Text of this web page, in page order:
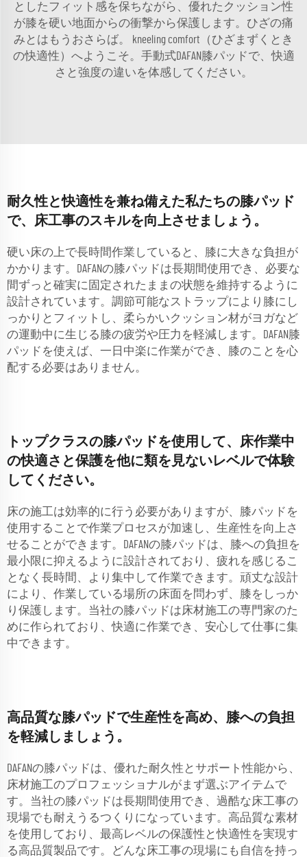
としたフィット感を保ちながら、優れたクッション性
が膝を硬い地面からの衝撃から保護します。ひざの痛
みとはもうおさらば。 kneeling comfort（ひざまずくとき
の快適性）へようこそ。手動式DAFAN膝パッドで、快適
さと強度の違いを体感してください。
耐久性と快適性を兼ね備えた私たちの膝パッド
で、床工事のスキルを向上させましょう。
硬い床の上で長時間作業していると、膝に大きな負担が
かかります。DAFANの膝パッドは長期間使用でき、必要な
間ずっと確実に固定されたままの状態を維持するように
設計されています。調節可能なストラップにより膝にし
っかりとフィットし、柔らかいクッション材がヨガなど
の運動中に生じる膝の疲労や圧力を軽減します。DAFAN膝
パッドを使えば、一日中楽に作業ができ、膝のことを心
配する必要はありません。
トップクラスの膝パッドを使用して、床作業中
の快適さと保護を他に類を見ないレベルで体験
してください。
床の施工は効率的に行う必要がありますが、膝パッドを
使用することで作業プロセスが加速し、生産性を向上さ
せることができます。DAFANの膝パッドは、膝への負担を
最小限に抑えるように設計されており、疲れを感じるこ
となく長時間、より集中して作業できます。頑丈な設計
により、作業している場所の床面を問わず、膝をしっか
り保護します。当社の膝パッドは床材施工の専門家のた
めに作られており、快適に作業でき、安心して仕事に集
中できます。
高品質な膝パッドで生産性を高め、膝への負担
を軽減しましょう。
DAFANの膝パッドは、優れた耐久性とサポート性能から、
床材施工のプロフェッショナルがまず選ぶアイテムで
す。当社の膝パッドは長期間使用でき、過酷な床工事の
現場でも耐えうるつくりになっています。高品質な素材
を使用しており、最高レベルの保護性と快適性を実現す
る高品質製品です。どんな床工事の現場にも自信を持っ